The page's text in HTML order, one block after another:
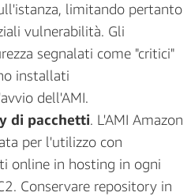
limitando pertanto
vulnerabilità. Gli
segnalati come "critici"
installati
dell'AMI.
di pacchetti. L'AMI Amazon
per l'utilizzo con
online in hosting in ogni
Conservare repository in